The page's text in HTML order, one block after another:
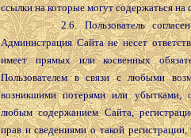
ссылки на которые могут содержаться на
2.6. Пользователь согласен
Администрация Сайта не несет
имеет прямых или косвенных
Пользователем в связи с любыми
возникшими потерями или убытками,
любым содержанием Сайта,
прав и сведениями о такой